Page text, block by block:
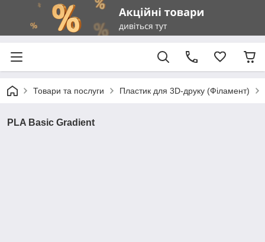
Товари та послуги Пластик для 3D-друку (Філамент)
PLA Basic Gradient